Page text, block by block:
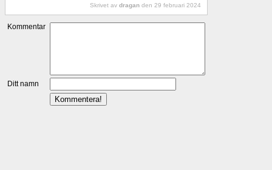
Skrivet av dragan den 29 februari 2024
Kommentar
Ditt namn